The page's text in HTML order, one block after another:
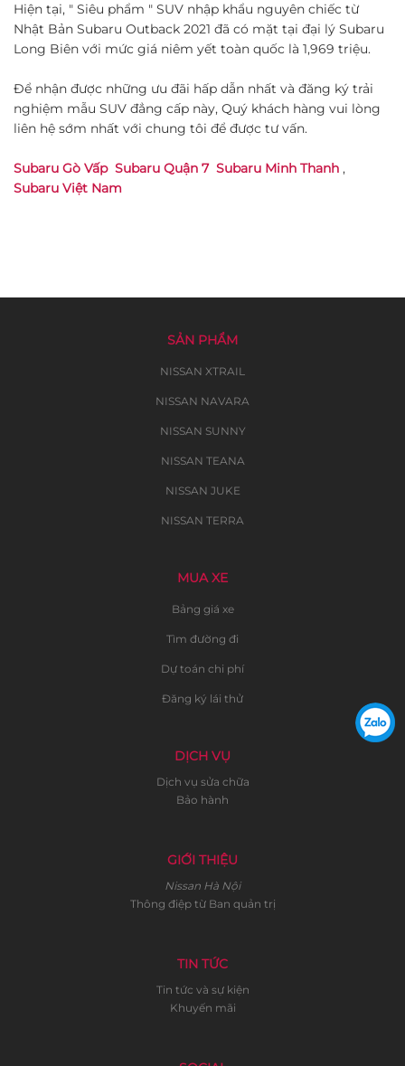
Hiện tại, " Siêu phẩm " SUV nhập khẩu nguyên chiếc từ
Nhật Bản Subaru Outback 2021 đã có mặt tại đại lý Subaru
Long Biên với mức giá niêm yết toàn quốc là 1,969 triệu.
Để nhận được những ưu đãi hấp dẫn nhất và đăng ký trải
nghiệm mẫu SUV đẳng cấp này, Quý khách hàng vui lòng
liên hệ sớm nhất với chung tôi để được tư vấn.
Subaru Gò Vấp Subaru Quận 7 Subaru Minh Thanh ,
Subaru Việt Nam
SẢN PHẨM
NISSAN XTRAIL
NISSAN NAVARA
NISSAN SUNNY
NISSAN TEANA
NISSAN JUKE
NISSAN TERRA
MUA XE
Bảng giá xe
Tìm đường đi
Dự toán chi phí
Đăng ký lái thử
DỊCH VỤ
Dịch vụ sửa chữa
Bảo hành
GIỚI THIỆU
Nissan Hà Nội
Thông điệp từ Ban quản trị
TIN TỨC
Tin tức và sự kiện
Khuyến mãi